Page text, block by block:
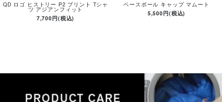
QD ロゴ ヒストリー P2 プリント Tシャ
ツ アジアンフィット
7,700円(税込)
ベースボール キャップ マムート
5,500円(税込)